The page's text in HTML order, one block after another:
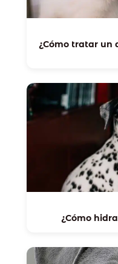
¿Cómo tratar un
¿Cómo